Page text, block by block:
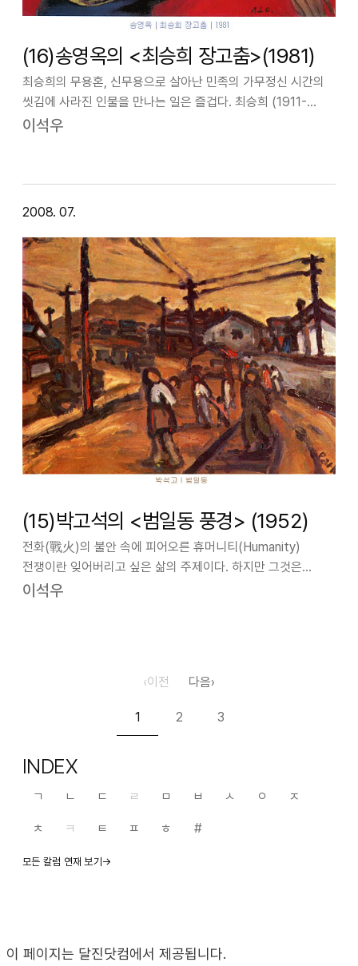
(16)송영옥의 <최승희 장고춤>(1981)
최승희의 무용혼, 신무용으로 살아난 민족의 가무정신 시간의
씻김에 사라진 인물을 만나는 일은 즐겁다. 최승희 (1911-
1969)를 읽으면서 나는 운명을 헤쳐가는 인간, 역사의 무게,
이석우
2008. 07.
(15)박고석의 <범일동 풍경> (1952)
전화(戰火)의 불안 속에 피어오른 휴머니티(Humanity)
전쟁이란 잊어버리고 싶은 삶의 주제이다. 하지만 그것은
현실이자 현재이다. 지금도 이라크에서 아프가니스탄, 아프리카
이석우
‹이전
1 2 3
다음›
INDEX
ㄱ ㄴ ㄷ ㄹ ㅁ ㅂ ㅅ ㅇ ㅈ
ㅊ ㅋ ㅌ ㅍ ㅎ #
모든 칼럼 연재 보기→
이 페이지는 달진닷컴에서 제공됩니다.